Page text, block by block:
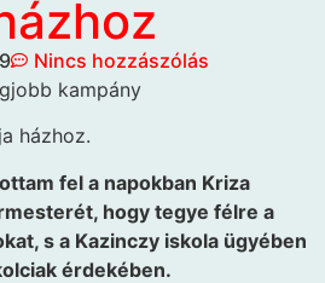
Nincs hozzászólás
kampány
házhoz.
fel a napokban Kriza
hogy tegye félre a
s a Kazinczy iskola ügyében
érdekében.